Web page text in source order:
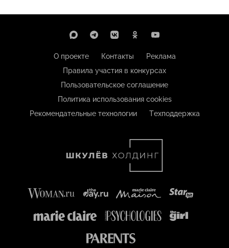
О проекте Контакты
Реклама
Правила участия в конкурсах
Пользовательское соглашение
Политика использования cookies
Рекомендательные технологии
Техподдержка